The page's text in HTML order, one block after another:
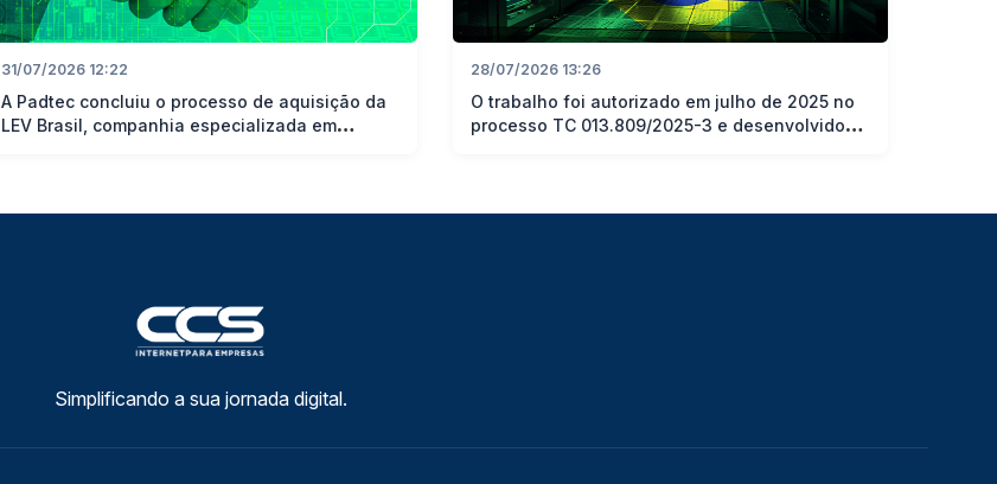
31/07/2026 12:22
A Padtec concluiu o processo de aquisição da
LEV Brasil, companhia especializada em
28/07/2026 13:26
O trabalho foi autorizado em julho de 2025 no
processo TC 013.809/2025-3 e desenvolvido
Simplificando a sua jornada digital.